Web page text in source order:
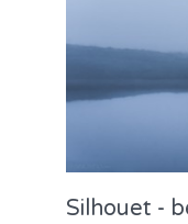
Silhouet -